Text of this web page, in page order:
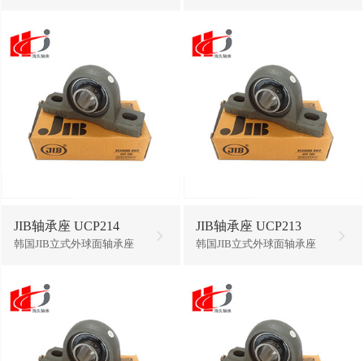
JIB轴承座 UCP214
韩国JIB立式外球面轴承座
JIB轴承座 UCP213
韩国JIB立式外球面轴承座